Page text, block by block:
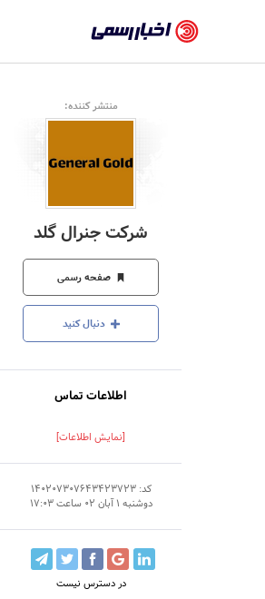
رسمی
-
اخبار
تایید
شرکت‌ها،
سازمان‌ها
و
روابط
عمومی‌ها
منتشر کننده:
شرکت جنرال گلد
صفحه رسمی
دنبال کنید
اطلاعات تماس
[نمایش اطلاعات]
کد: 140207307643423723
دوشنبه 1 آبان 02 ساعت 17:03
در دسترس نیست